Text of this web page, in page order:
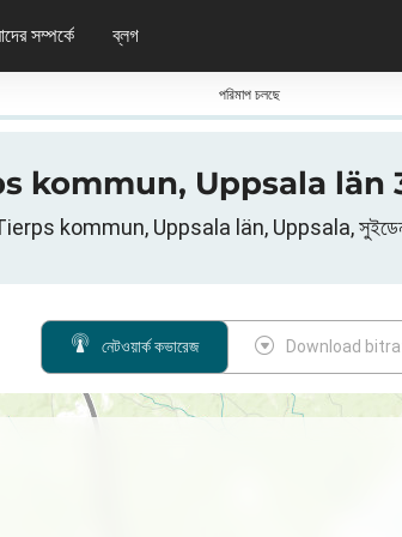
সম্পর্কে ব্লগ
পরিমাপ চলছে
kommun, Uppsala län 3G
kommun, Uppsala län, Uppsala, সুইডেন
নেটওয়ার্ক কভারেজ Download